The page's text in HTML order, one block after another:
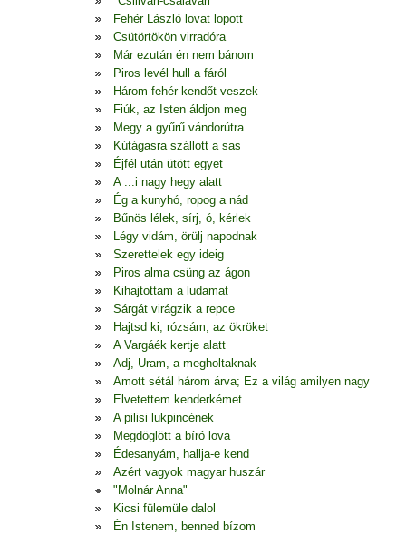
Fehér László lovat lopott
Csütörtökön virradóra
Már ezután én nem bánom
Piros levél hull a fáról
Három fehér kendőt veszek
Fiúk, az Isten áldjon meg
Megy a gyűrű vándorútra
Kútágasra szállott a sas
Éjfél után ütött egyet
A ...i nagy hegy alatt
Ég a kunyhó, ropog a nád
Bűnös lélek, sírj, ó, kérlek
Légy vidám, örülj napodnak
Szerettelek egy ideig
Piros alma csüng az ágon
Kihajtottam a ludamat
Sárgát virágzik a repce
Hajtsd ki, rózsám, az ökröket
A Vargáék kertje alatt
Adj, Uram, a megholtaknak
Amott sétál három árva; Ez a világ amilyen nagy
Elvetettem kenderkémet
A pilisi lukpincének
Megdöglött a bíró lova
Édesanyám, hallja-e kend
Azért vagyok magyar huszár
"Molnár Anna"
Kicsi fülemüle dalol
Én Istenem, benned bízom